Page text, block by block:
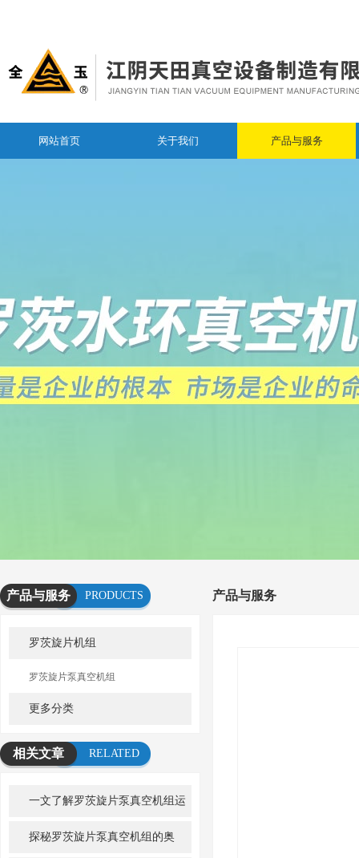
网站首页 关于我们 产品与服务
产品与服务
PRODUCTS
SERVICES
罗茨旋片机组
罗茨旋片泵真空机组
更多分类
相关文章
RELATED
一文了解罗茨旋片泵真空机组运
行优势探秘罗茨旋片泵真空机组的奥
产品与服务